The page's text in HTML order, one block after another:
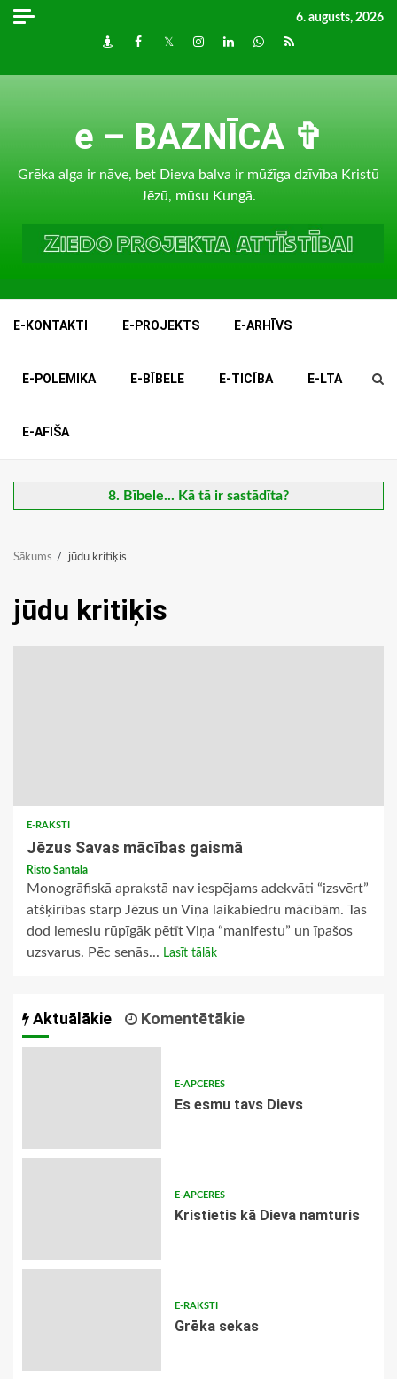
Skip
6. augusts, 2026
DraugiemFacebook
TwitterInstagram
LinkedInwhatsapp
RSS
e – BAZNĪCA ✞
Grēka alga ir nāve, bet Dieva balva ir mūžīga dzīvība Kristū
Jēzū, mūsu Kungā.
E-KONTAKTI E-PROJEKTS E-ARHĪVS
E-POLEMIKA E-BĪBELE E-TICĪBA E-LTA
E-AFIŠA
8. Bībele... Kā tā ir sastādīta?
Sākums jūdu kritiķis
jūdu kritiķis
E-RAKSTI
Jēzus Savas mācības gaismā
Risto Santala
Monogrāfiskā aprakstā nav iespējams adekvāti “izsvērt”
atšķirības starp Jēzus un Viņa laikabiedru mācībām. Tas
dod iemeslu rūpīgāk pētīt Viņa “manifestu” un īpašos
uzsvarus. Pēc senās... Lasīt tālāk
Aktuālākie Komentētākie
E-APCERES
Es esmu tavs Dievs
E-APCERES
Kristietis kā Dieva namturis
E-RAKSTI
Grēka sekas